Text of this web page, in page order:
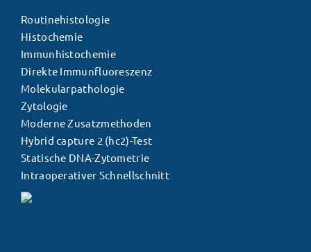
Routinehistologie
Histochemie
Immunhistochemie
Direkte Immunfluoreszenz
Molekularpathologie
Zytologie
Moderne Zusatzmethoden
Hybrid capture 2 (hc2)-Test
Statische DNA-Zytometrie
Intraoperativer Schnellschnitt